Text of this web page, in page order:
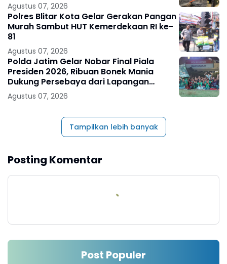
Agustus 07, 2026
Polres Blitar Kota Gelar Gerakan Pangan
Murah Sambut HUT Kemerdekaan RI ke-
81
Agustus 07, 2026
Polda Jatim Gelar Nobar Final Piala
Presiden 2026, Ribuan Bonek Mania
Dukung Persebaya dari Lapangan
Mapolda
Agustus 07, 2026
Tampilkan lebih banyak
Posting Komentar
Post Populer